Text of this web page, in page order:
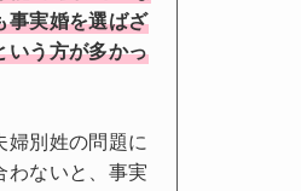
事実婚を選ばざ
いう方が多かっ
婦別姓の問題に
わないと、事実